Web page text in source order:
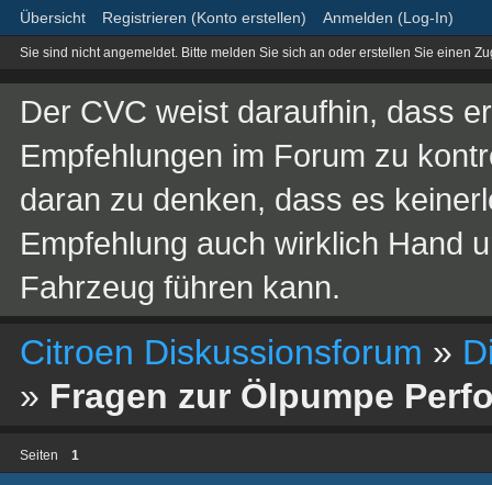
Übersicht Registrieren (Konto erstellen) Anmelden (Log-In)
Sie sind nicht angemeldet. Bitte melden Sie sich an oder erstellen Sie einen
Der CVC weist daraufhin, dass
Empfehlungen im Forum zu
daran zu denken, dass es
Empfehlung auch wirklich Hand
Fahrzeug führen kann.
Citroen Diskussionsforum »
» Fragen zur Ölpumpe
Seiten 1